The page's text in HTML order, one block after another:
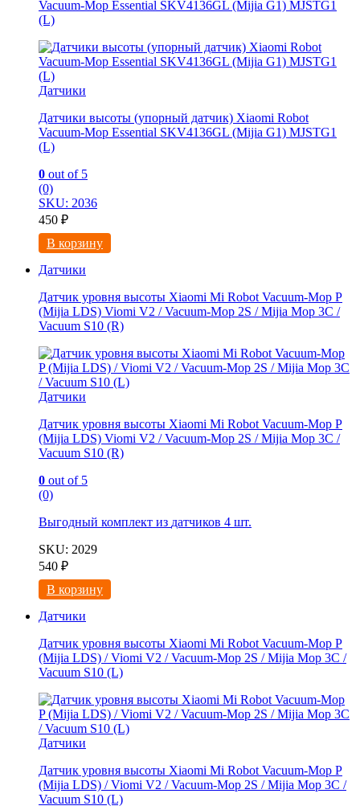
Vacuum-Mop Essential SKV4136GL (Mijia G1) MJSTG1
(L)
Датчики
Датчики высоты (упорный датчик) Xiaomi Robot
Vacuum-Mop Essential SKV4136GL (Mijia G1) MJSTG1
(L)
0 out of 5
(0)
SKU: 2036
450 ₽
В корзину
Датчики
Датчик уровня высоты Xiaomi Mi Robot Vacuum-Mop P
(Mijia LDS) Viomi V2 / Vacuum-Mop 2S / Mijia Mop 3C /
Vacuum S10 (R)
Датчики
Датчик уровня высоты Xiaomi Mi Robot Vacuum-Mop P
(Mijia LDS) Viomi V2 / Vacuum-Mop 2S / Mijia Mop 3C /
Vacuum S10 (R)
0 out of 5
(0)
Выгодный комплект из датчиков 4 шт.
SKU: 2029
540 ₽
В корзину
Датчики
Датчик уровня высоты Xiaomi Mi Robot Vacuum-Mop P
(Mijia LDS) / Viomi V2 / Vacuum-Mop 2S / Mijia Mop 3C /
Vacuum S10 (L)
Датчики
Датчик уровня высоты Xiaomi Mi Robot Vacuum-Mop P
(Mijia LDS) / Viomi V2 / Vacuum-Mop 2S / Mijia Mop 3C /
Vacuum S10 (L)